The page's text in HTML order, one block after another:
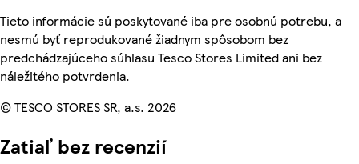
Tieto informácie sú poskytované iba pre osobnú potrebu, a
nesmú byť reprodukované žiadnym spôsobom bez
predchádzajúceho súhlasu Tesco Stores Limited ani bez
náležitého potvrdenia.
© TESCO STORES SR, a.s. 2026
Zatiaľ bez recenzií